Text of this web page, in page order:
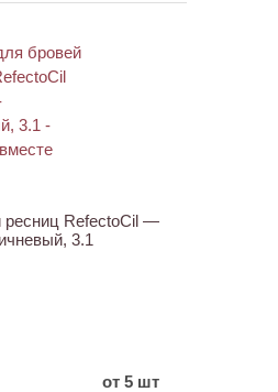
ресниц RefectoCil —
3.1
от 5 шт